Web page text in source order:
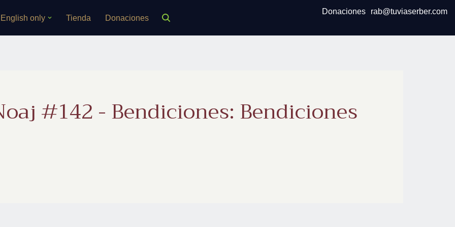
English only Tienda Donaciones
Donaciones rab@tuviaserber.com
#142 - Bendiciones: Bendiciones